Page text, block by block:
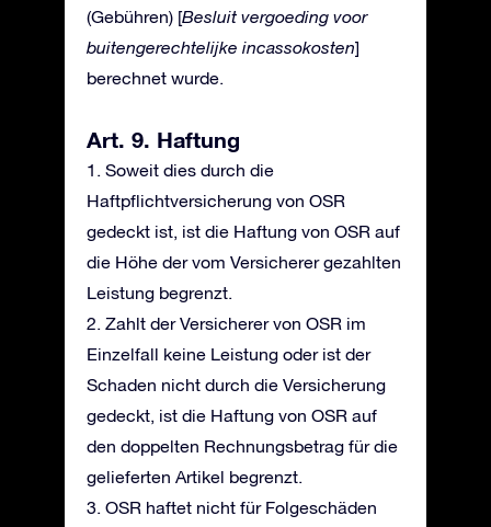
(Gebühren) [Besluit vergoeding voor
buitengerechtelijke incassokosten]
berechnet wurde.
Art. 9. Haftung
1. Soweit dies durch die
Haftpflichtversicherung von OSR
gedeckt ist, ist die Haftung von OSR auf
die Höhe der vom Versicherer gezahlten
Leistung begrenzt.
2. Zahlt der Versicherer von OSR im
Einzelfall keine Leistung oder ist der
Schaden nicht durch die Versicherung
gedeckt, ist die Haftung von OSR auf
den doppelten Rechnungsbetrag für die
gelieferten Artikel begrenzt.
3. OSR haftet nicht für Folgeschäden